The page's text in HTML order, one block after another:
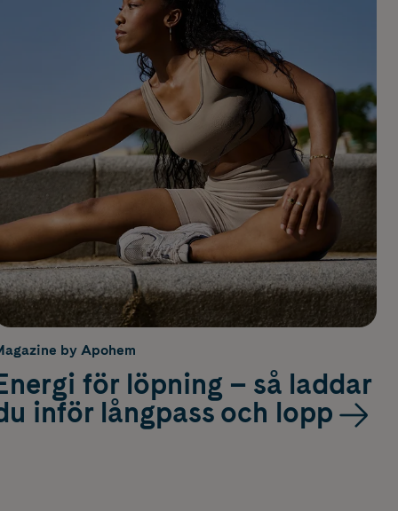
by Apohem
för löpning – så laddar
inför långpass och lopp